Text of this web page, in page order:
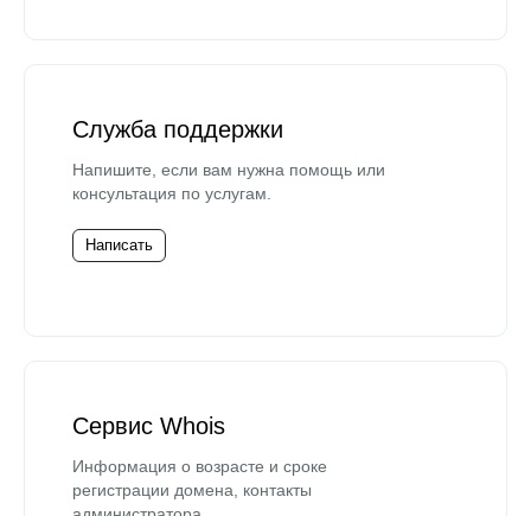
Служба поддержки
Напишите, если вам нужна помощь или
консультация по услугам.
Написать
Сервис Whois
Информация о возрасте и сроке
регистрации домена, контакты